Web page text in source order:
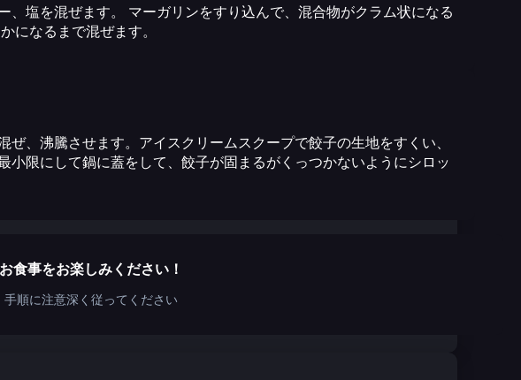
、塩を混ぜます。 マーガリンをすり込んで、混合物がクラム状になる
になるまで混ぜます。
、沸騰させます。アイスクリームスクープで餃子の生地をすくい、
小限にして鍋に蓋をして、餃子が固まるがくっつかないようにシロッ
お食事をお楽しみください！
手順に注意深く従ってください